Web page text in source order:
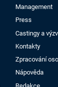
Management
Press
Castingy a
Kontakty
Zpracování
Nápověda
Redakce